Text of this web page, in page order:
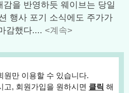
을 반영하듯 웨이브는 당일
행사 포기 소식에도 주가가
감했다.... <계속>
원만 이용할 수 있습니다.
고, 회원가입을 원하시면 클릭 해